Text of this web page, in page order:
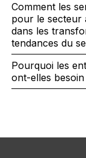
Comment les
pour le secteur
dans les
tendances du
Pourquoi les
ont-elles